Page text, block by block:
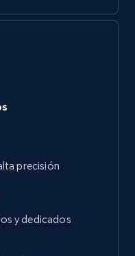
precisión
y dedicados